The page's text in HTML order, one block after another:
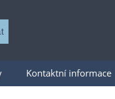
Kontaktní informace